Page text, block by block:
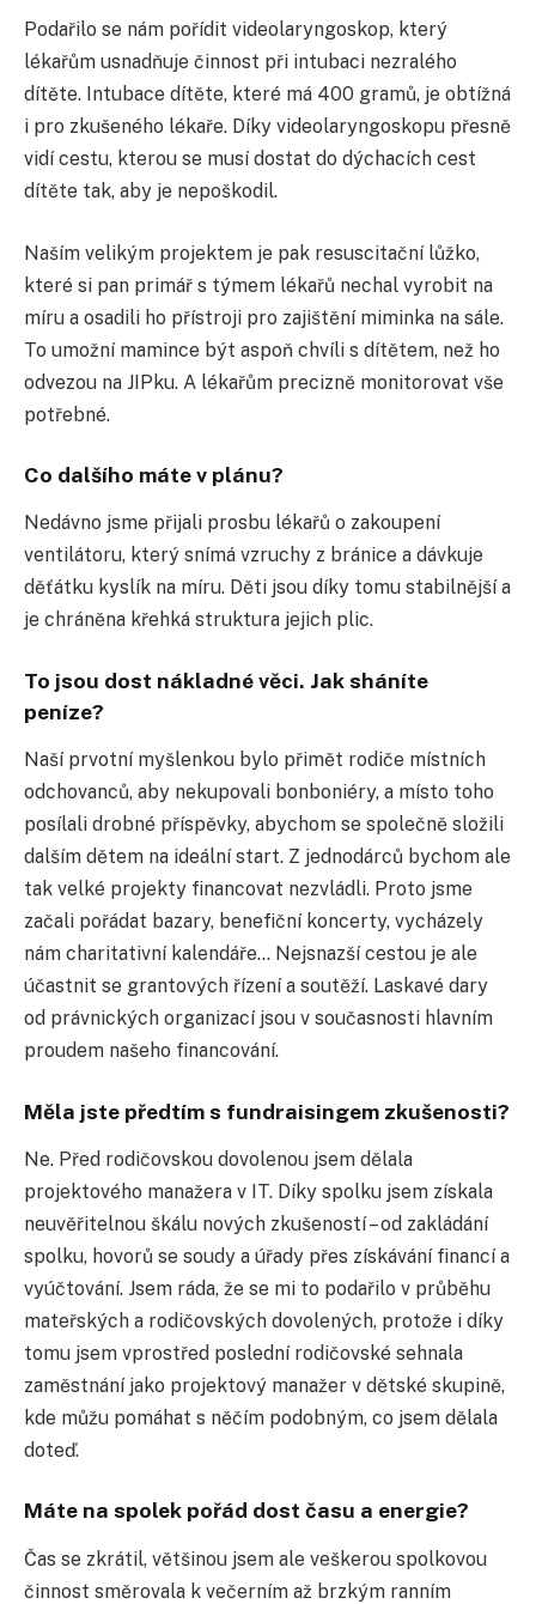
Podařilo se nám pořídit videolaryngoskop, který
lékařům usnadňuje činnost při intubaci nezralého
dítěte. Intubace dítěte, které má 400 gramů, je obtížná
i pro zkušeného lékaře. Díky videolaryngoskopu přesně
vidí cestu, kterou se musí dostat do dýchacích cest
dítěte tak, aby je nepoškodil.
Naším velikým projektem je pak resuscitační lůžko,
které si pan primář s týmem lékařů nechal vyrobit na
míru a osadili ho přístroji pro zajištění miminka na sále.
To umožní mamince být aspoň chvíli s dítětem, než ho
odvezou na JIPku. A lékařům precizně monitorovat vše
potřebné.
Co dalšího máte v plánu?
Nedávno jsme přijali prosbu lékařů o zakoupení
ventilátoru, který snímá vzruchy z bránice a dávkuje
děťátku kyslík na míru. Děti jsou díky tomu stabilnější a
je chráněna křehká struktura jejich plic.
To jsou dost nákladné věci. Jak sháníte
peníze?
Naší prvotní myšlenkou bylo přimět rodiče místních
odchovanců, aby nekupovali bonboniéry, a místo toho
posílali drobné příspěvky, abychom se společně složili
dalším dětem na ideální start. Z jednodárců bychom ale
tak velké projekty financovat nezvládli. Proto jsme
začali pořádat bazary, benefiční koncerty, vycházely
nám charitativní kalendáře… Nejsnazší cestou je ale
účastnit se grantových řízení a soutěží. Laskavé dary
od právnických organizací jsou v současnosti hlavním
proudem našeho financování.
Měla jste předtím s fundraisingem zkušenosti?
Ne. Před rodičovskou dovolenou jsem dělala
projektového manažera v IT. Díky spolku jsem získala
neuvěřitelnou škálu nových zkušeností – od zakládání
spolku, hovorů se soudy a úřady přes získávání financí a
vyúčtování. Jsem ráda, že se mi to podařilo v průběhu
mateřských a rodičovských dovolených, protože i díky
tomu jsem vprostřed poslední rodičovské sehnala
zaměstnání jako projektový manažer v dětské skupině,
kde můžu pomáhat s něčím podobným, co jsem dělala
doteď.
Máte na spolek pořád dost času a energie?
Čas se zkrátil, většinou jsem ale veškerou spolkovou
činnost směrovala k večerním až brzkým ranním